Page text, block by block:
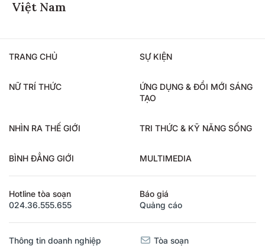
Việt Nam
TRANG CHỦ SỰ KIỆN
NỮ TRÍ THỨC
ỨNG DỤNG & ĐỔI MỚI SÁNG
TẠO
NHÌN RA THẾ GIỚI TRI THỨC & KỸ NĂNG SỐNG
BÌNH ĐẲNG GIỚI MULTIMEDIA
Hotline tòa soạn
024.36.555.655
Báo giá
Quảng cáo
Thông tin doanh nghiệp Tòa soạn